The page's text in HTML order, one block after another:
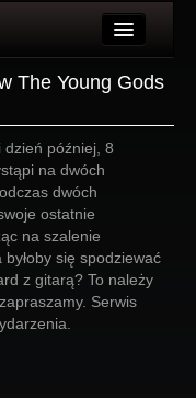
The Young Gods
dzień później, 8
na dwóch
dwóch
ostatnie
na szalenie
się spodziewać
z gitarą? To należy
Serwis